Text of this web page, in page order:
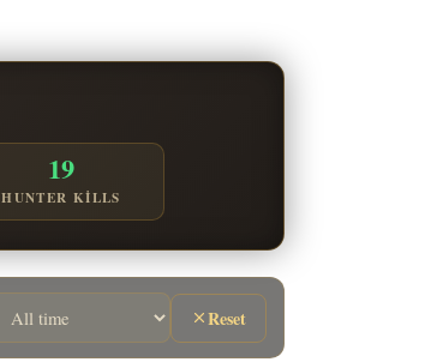
19
HUNTER KILLS
Reset